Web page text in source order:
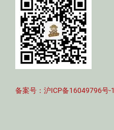
备案号：沪ICP备16049796号-1